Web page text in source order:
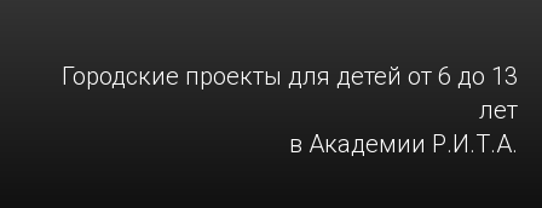
Городские проекты для детей от 6 до 13
лет
в Академии Р.И.Т.А.